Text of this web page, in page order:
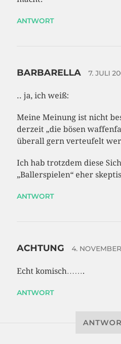
ANTWORT
BARBARELLA 7. JULI
.. ja, ich weiß:
Meine Meinung ist nicht
derzeit „die bösen
überall gern verteufelt
Ich hab trotzdem diese
„Ballerspielen“ eher
ANTWORT
ACHTUNG 4.
Echt komisch…….
ANTWORT